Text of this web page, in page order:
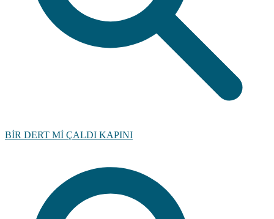
BİR DERT Mİ ÇALDI KAPINI